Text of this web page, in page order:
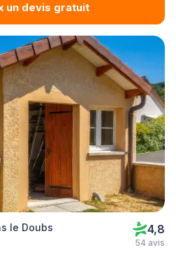
un devis gratuit
le Doubs 4,8
54 avis